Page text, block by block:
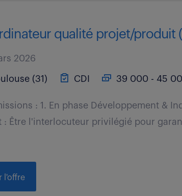
qualité projet/produit
2026
(31) CDI 39 000 - 45
: 1. En phase Développement &
: Être l'interlocuteur privilégié pour
l'offre